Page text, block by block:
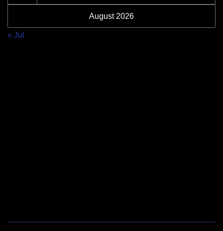
August 2026
« Jul